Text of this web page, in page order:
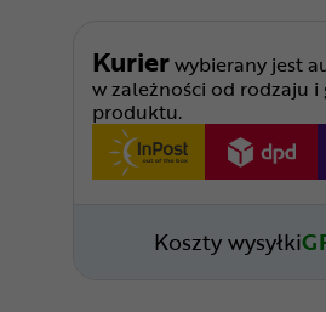
Kurierwybierany jest
w zależności od rodzaju
produktu.
Koszty wysyłki